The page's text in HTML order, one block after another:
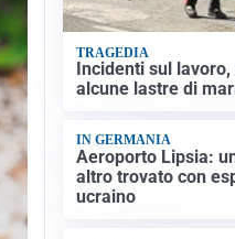
TRAGEDIA
Incidenti sul
alcune lastre di
IN GERMANIA
Aeroporto Lipsia:
altro trovato con
ucraino